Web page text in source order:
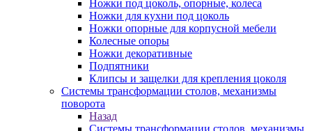
Ножки под цоколь, опорные, колеса
Ножки для кухни под цоколь
Ножки опорные для корпусной мебели
Колесные опоры
Ножки декоративные
Подпятники
Клипсы и защелки для крепления цоколя
Системы трансформации столов, механизмы
поворота
Назад
Системы трансформации столов, механизмы